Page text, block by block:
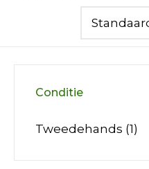
Conditie
Tweedehands (1)